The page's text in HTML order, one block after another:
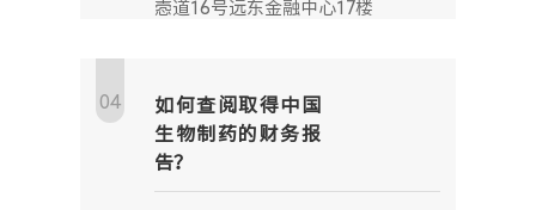
悫道16号远东金融中心17楼
04
如何查阅取得中国
生物制药的财务报
告？